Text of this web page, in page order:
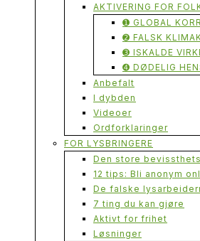
AKTIVERING FOR
➊ GLOBAL
➋ FALSK
➌ ISKALDE
➍ DØDELIG
Anbefalt
I dybden
Videoer
Ordforklaringer
FOR LYSBRINGERE
Den store
12 tips: Bli anonym
De falske
7 ting du kan gjøre
Aktivt for frihet
Løsninger